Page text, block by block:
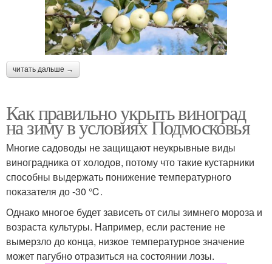
читать дальше →
Как правильно укрыть виноград
на зиму в условиях Подмосковья
Многие садоводы не защищают неукрывные виды
виноградника от холодов, потому что такие кустарники
способны выдержать понижение температурного
показателя до -30 ℃.
Однако многое будет зависеть от силы зимнего мороза и
возраста культуры. Например, если растение не
вымерзло до конца, низкое температурное значение
может пагубно отразиться на состоянии лозы.